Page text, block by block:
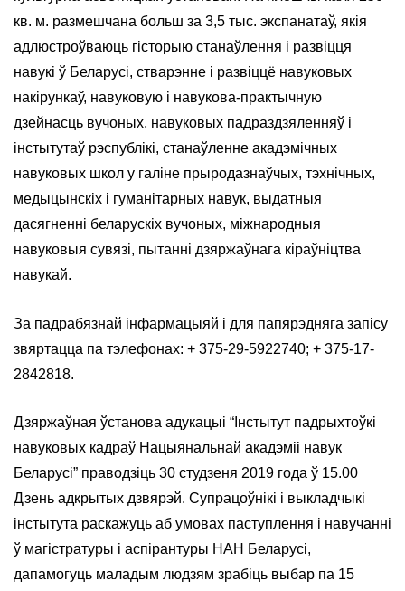
кв. м. размешчана больш за 3,5 тыс. экспанатаў, якія
адлюстроўваюць гісторыю станаўлення і развіцця
навукі ў Беларусі, стварэнне і развіццё навуковых
накірункаў, навуковую і навукова-практычную
дзейнасць вучоных, навуковых падраздзяленняў і
інстытутаў рэспублікі, станаўленне акадэмічных
навуковых школ у галіне прыродазнаўчых, тэхнічных,
медыцынскіх і гуманітарных навук, выдатныя
дасягненні беларускіх вучоных, міжнародныя
навуковыя сувязі, пытанні дзяржаўнага кіраўніцтва
навукай.
За падрабязнай інфармацыяй і для папярэдняга запісу
звяртацца па тэлефонах: + 375-29-5922740; + 375-17-
2842818.
Дзяржаўная ўстанова адукацыі “Інстытут падрыхтоўкі
навуковых кадраў Нацыянальнай акадэміі навук
Беларусі” праводзіць 30 студзеня 2019 года ў 15.00
Дзень адкрытых дзвярэй. Супрацоўнікі і выкладчыкі
інстытута раскажуць аб умовах паступлення і навучанні
ў магістратуры і аспірантуры НАН Беларусі,
дапамогуць маладым людзям зрабіць выбар па 15